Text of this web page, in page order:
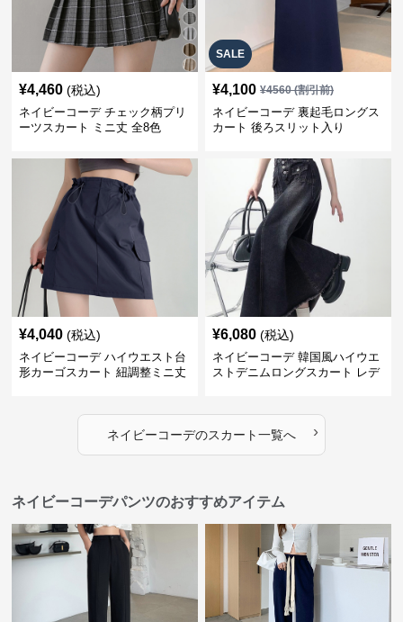
¥4,460 (税込)
ネイビーコーデ チェック柄プリ
ーツスカート ミニ丈 全8色
SALE
¥4,100 ¥4560(割引前)
ネイビーコーデ 裏起毛ロングス
カート 後ろスリット入り
¥4,040 (税込)
ネイビーコーデ ハイウエスト台
形カーゴスカート 紐調整ミニ丈
¥6,080 (税込)
ネイビーコーデ 韓国風ハイウエ
ストデニムロングスカート レデ
ネイビーコーデのスカート一覧へ ›
ネイビーコーデパンツのおすすめアイテム